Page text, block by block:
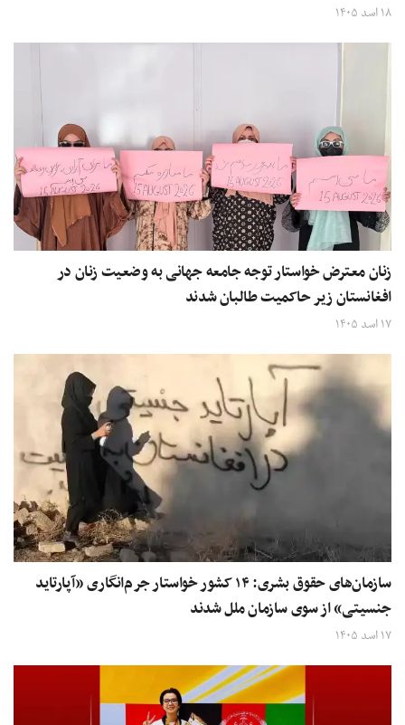
۱۸ اسد ۱۴۰۵
زنان معترض خواستار توجه جامعه جهانی به وضعیت زنان در
افغانستان زیر حاکمیت طالبان شدند
۱۷ اسد ۱۴۰۵
سازمان‌های حقوق بشری: ۱۴ کشور خواستار جرم‌انگاری «آپارتاید
جنسیتی» از سوی سازمان ملل شدند
۱۷ اسد ۱۴۰۵